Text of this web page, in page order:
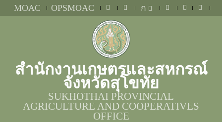
MOAC OPSMOAC ก
สำนักงานเกษตรและสหกรณ์
จังหวัดสุโขทัย
SUKHOTHAI PROVINCIAL
AGRICULTURE AND COOPERATIVES
OFFICE